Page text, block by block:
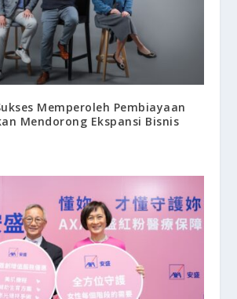
Memperoleh Pembiayaan
Mendorong Ekspansi Bisnis